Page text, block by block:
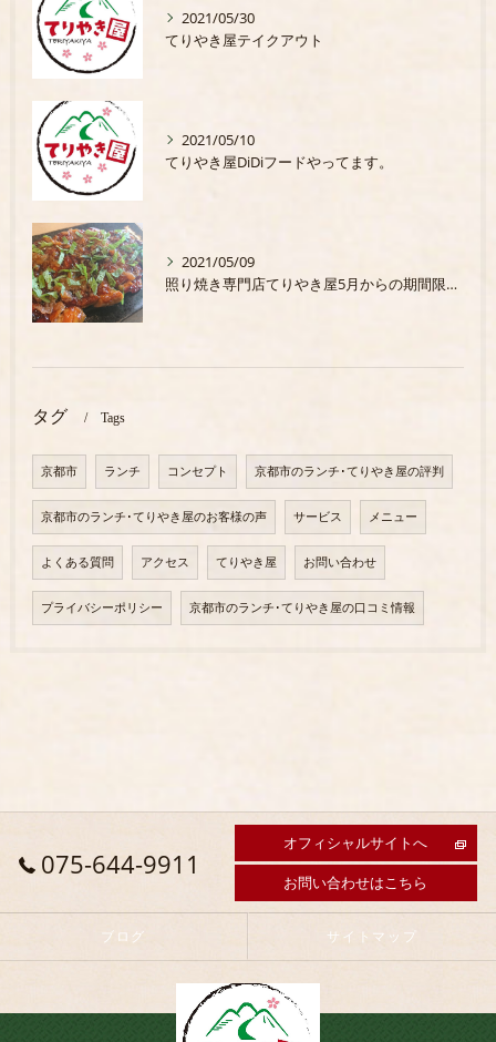
2021/05/30
てりやき屋テイクアウト
2021/05/10
てりやき屋DiDiフードやってます。
2021/05/09
照り焼き専門店てりやき屋5月からの期間限定商品
タグ Tags
京都市 ランチ コンセプト 京都市のランチ･てりやき屋の評判
京都市のランチ･てりやき屋のお客様の声 サービス メニュー
よくある質問 アクセス てりやき屋 お問い合わせ
プライバシーポリシー 京都市のランチ･てりやき屋の口コミ情報
075-644-9911
オフィシャルサイトへ
お問い合わせはこちら
ブログ サイトマップ